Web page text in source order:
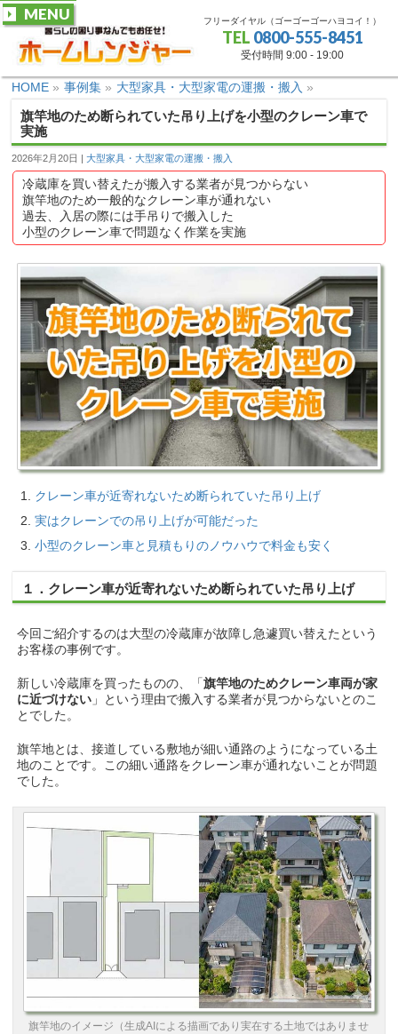
フリーダイヤル（ゴーゴーゴーハヨコイ！）
TEL 0800-555-8451
受付時間 9:00 - 19:00
MENU
HOME » 事例集 » 大型家具・大型家電の運搬・搬入 »
旗竿地のため断られていた吊り上げを小型のクレーン車で
実施
2026年2月20日 大型家具・大型家電の運搬・搬入
冷蔵庫を買い替えたが搬入する業者が見つからない
旗竿地のため一般的なクレーン車が通れない
過去、入居の際には手吊りで搬入した
小型のクレーン車で問題なく作業を実施
クレーン車が近寄れないため断られていた吊り上げ
実はクレーンでの吊り上げが可能だった
小型のクレーン車と見積もりのノウハウで料金も安く
１．クレーン車が近寄れないため断られていた吊り上げ
今回ご紹介するのは大型の冷蔵庫が故障し急遽買い替えたという
お客様の事例です。
新しい冷蔵庫を買ったものの、「旗竿地のためクレーン車両が家
に近づけない 」という理由で搬入する業者が見つからないとのこ
とでした。
旗竿地とは、接道している敷地が細い通路のようになっている土
地のことです。この細い通路をクレーン車が通れないことが問題
でした。
旗竿地のイメージ（生成AIによる描画であり実在する土地ではありませ